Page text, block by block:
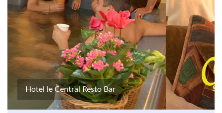
Hotel le Central Resto Bar